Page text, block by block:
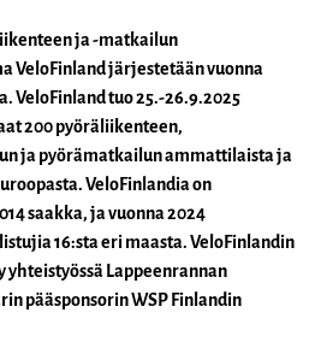
ja -matkailun
VeloFinland järjestetään vuonna
VeloFinland tuo 25.-26.9.2025
200 pyöräliikenteen,
ja pyörämatkailun ammattilaista ja
VeloFinlandia on
saakka, ja vuonna 2024
16:sta eri maasta. VeloFinlandin
Lappeenrannan
pääsponsorin WSP Finlandin